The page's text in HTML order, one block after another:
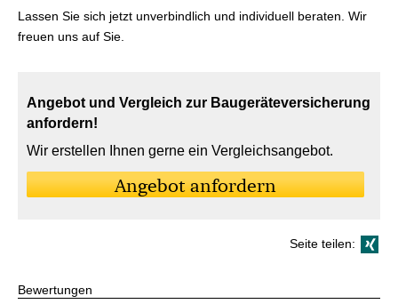
Lassen Sie sich jetzt unverbindlich und individuell beraten. Wir
freuen uns auf Sie.
Angebot und Vergleich zur Baugeräteversicherung
anfordern!
Wir erstellen Ihnen gerne ein Vergleichsangebot.
An­ge­bot an­for­dern
Seite teilen:
Bewertungen